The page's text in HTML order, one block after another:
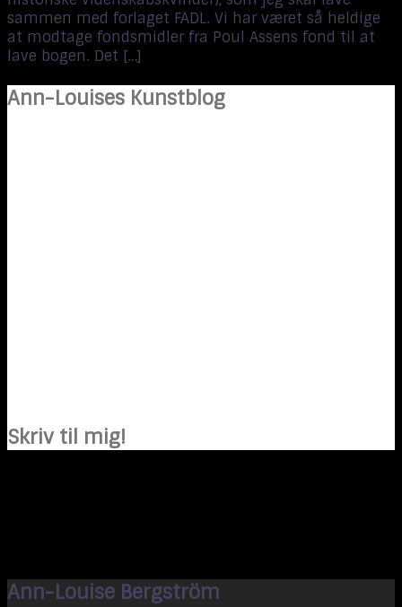
sammen med forlaget FADL. Vi har været så heldige
at modtage fondsmidler fra Poul Assens fond til at
lave bogen. Det […]
Ann-Louises Kunstblog
Skriv til mig!
Ann-Louise Bergström